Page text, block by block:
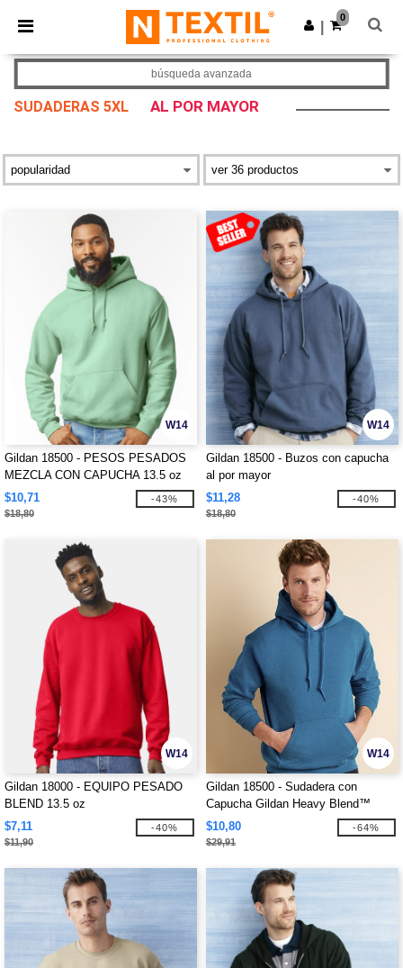
× App de Ntextil
¡Mejores precios en app!
Descargar app
0
SUDADERAS 5XL AL POR MAYOR
búsqueda avanzada
W14
Gildan 18500 - PESOS PESADOS
MEZCLA CON CAPUCHA 13.5 oz
$10,71
$18,80
-43%
W14
Gildan 18500 - Buzos con capucha
al por mayor
$11,28
$18,80
-40%
W14
Gildan 18000 - EQUIPO PESADO
BLEND 13.5 oz
$7,11
$11,90
-40%
W14
Gildan 18500 - Sudadera con
Capucha Gildan Heavy Blend™
$10,80
$29,91
-64%